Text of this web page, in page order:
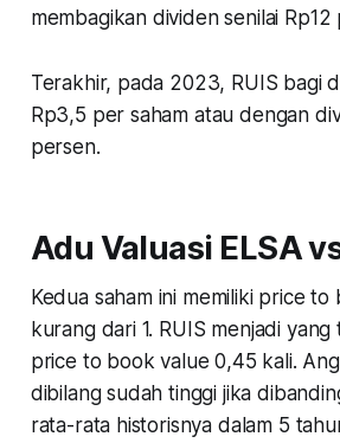
membagikan dividen senilai Rp12
Terakhir, pada 2023, RUIS bagi
Rp3,5 per saham atau dengan
persen.
Adu Valuasi ELSA
Kedua saham ini memiliki price
kurang dari 1. RUIS menjadi
price to book value 0,45 kali.
dibilang sudah tinggi jika
rata-rata historisnya dalam 5